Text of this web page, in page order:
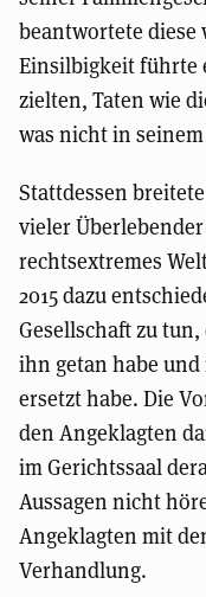
beantwortete diese
Einsilbigkeit führte
zielten, Taten wie
was nicht in
Stattdessen
vieler
rechtsextremes
2015 dazu
Gesellschaft zu
ihn getan habe
ersetzt habe. Die
den Angeklagten
im Gerichtssaal
Aussagen nicht
Angeklagten mit
Verhandlung.